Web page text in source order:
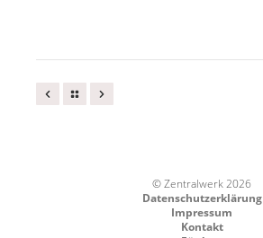
© Zentralwerk 2026
Datenschutzerklärung
Impressum
Kontakt